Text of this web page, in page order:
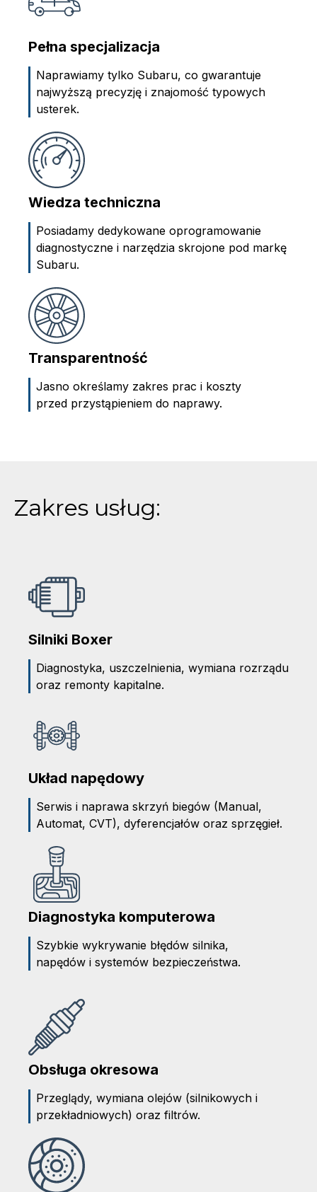
Pełna specjalizacja
Naprawiamy tylko Subaru, co gwarantuje
najwyższą precyzję i znajomość typowych
usterek.
Wiedza techniczna
Posiadamy dedykowane oprogramowanie
diagnostyczne i narzędzia skrojone pod markę
Subaru.
Transparentność
Jasno określamy zakres prac i koszty
przed przystąpieniem do naprawy.
Zakres usług:
Silniki Boxer
Diagnostyka, uszczelnienia, wymiana rozrządu
oraz remonty kapitalne.
Układ napędowy
Serwis i naprawa skrzyń biegów (Manual,
Automat, CVT), dyferencjałów oraz sprzęgieł.
Diagnostyka komputerowa
Szybkie wykrywanie błędów silnika,
napędów i systemów bezpieczeństwa.
Obsługa okresowa
Przeglądy, wymiana olejów (silnikowych i
przekładniowych) oraz filtrów.